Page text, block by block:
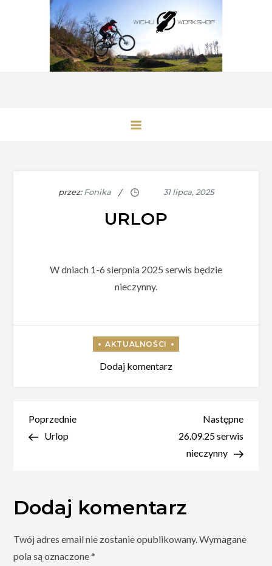
przez:Fonika
URLOP
W dniach 1-6 sierpnia 2025 serwis będzie
nieczynny.
Dodaj komentarzdo
Nawigacja
wpisu
Poprzedni
wpis
Poprzednie
Urlop
wpis
Następne
26.09.25 serwis
nieczynny
Dodaj komentarz
Twój adres email nie zostanie opublikowany.Wymagane
pola są oznaczone*